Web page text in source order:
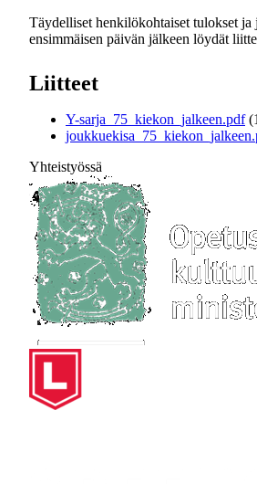
Täydelliset henkilökohtaiset tulokset ja
ensimmäisen päivän jälkeen löydät
Liitteet
Y-sarja_75_kiekon_jalkeen.pdf
Yhteistyössä